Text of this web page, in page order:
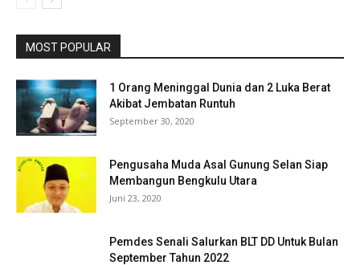
MOST POPULAR
1 Orang Meninggal Dunia dan 2 Luka Berat
Akibat Jembatan Runtuh
September 30, 2020
Pengusaha Muda Asal Gunung Selan Siap
Membangun Bengkulu Utara
Juni 23, 2020
Pemdes Senali Salurkan BLT DD Untuk Bulan
September Tahun 2022